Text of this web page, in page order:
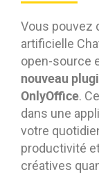
Vous pouvez
artificielle
open-source
nouveau
OnlyOffice.
dans une
votre
productivité
créatives